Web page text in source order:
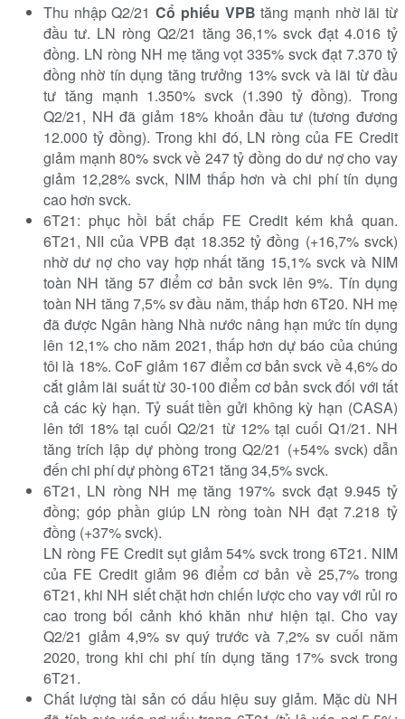
Thu nhập Q2/21Cổ phiếu VPB tăng mạnh nhờ lãi từ
đầu tư. LN ròng Q2/21 tăng 36,1% svck đạt 4.016 tỷ
đồng. LN ròng NH mẹ tăng vọt 335% svck đạt 7.370 tỷ
đồng nhờ tín dụng tăng trưởng 13% svck và lãi từ đầu
tư tăng mạnh 1.350% svck (1.390 tỷ đồng). Trong
Q2/21, NH đã giảm 18% khoản đầu tư (tương đương
12.000 tỷ đồng). Trong khi đó, LN ròng của FE Credit
giảm mạnh 80% svck về 247 tỷ đồng do dư nợ cho vay
giảm 12,28% svck, NIM thấp hơn và chi phí tín dụng
cao hơn svck.
6T21: phục hồi bất chấp FE Credit kém khả quan.
6T21, NII của VPB đạt 18.352 tỷ đồng (+16,7% svck)
nhờ dư nợ cho vay hợp nhất tăng 15,1% svck và NIM
toàn NH tăng 57 điểm cơ bản svck lên 9%. Tín dụng
toàn NH tăng 7,5% sv đầu năm, thấp hơn 6T20. NH mẹ
đã được Ngân hàng Nhà nước nâng hạn mức tín dụng
lên 12,1% cho năm 2021, thấp hơn dự báo của chúng
tôi là 18%. CoF giảm 167 điểm cơ bản svck về 4,6% do
cắt giảm lãi suất từ 30-100 điểm cơ bản svck đối với tất
cả các kỳ hạn. Tỷ suất tiền gửi không kỳ hạn (CASA)
lên tới 18% tại cuối Q2/21 từ 12% tại cuối Q1/21. NH
tăng trích lập dự phòng trong Q2/21 (+54% svck) dẫn
đến chi phí dự phòng 6T21 tăng 34,5% svck.
6T21, LN ròng NH mẹ tăng 197% svck đạt 9.945 tỷ
đồng; góp phần giúp LN ròng toàn NH đạt 7.218 tỷ
đồng (+37% svck).
LN ròng FE Credit sụt giảm 54% svck trong 6T21. NIM
của FE Credit giảm 96 điểm cơ bản về 25,7% trong
6T21, khi NH siết chặt hơn chiến lược cho vay với rủi ro
cao trong bối cảnh khó khăn như hiện tại. Cho vay
Q2/21 giảm 4,9% sv quý trước và 7,2% sv cuối năm
2020, trong khi chi phí tín dụng tăng 17% svck trong
6T21.
Chất lượng tài sản có dấu hiệu suy giảm. Mặc dù NH